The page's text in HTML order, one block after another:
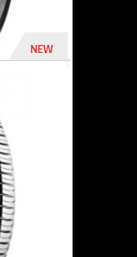
NEW
1 771 Dhs